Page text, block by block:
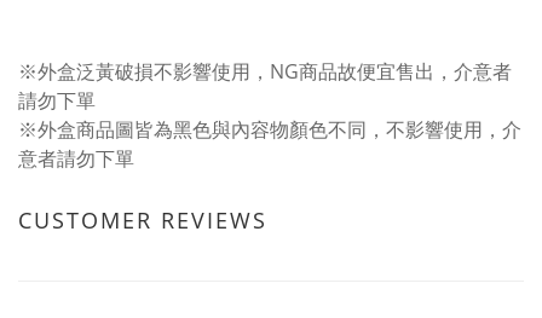
※外盒泛黃破損不影響使用，NG商品故便宜售出，介意者
請勿下單
※外盒商品圖皆為黑色與內容物顏色不同，不影響使用，介
意者請勿下單
CUSTOMER REVIEWS